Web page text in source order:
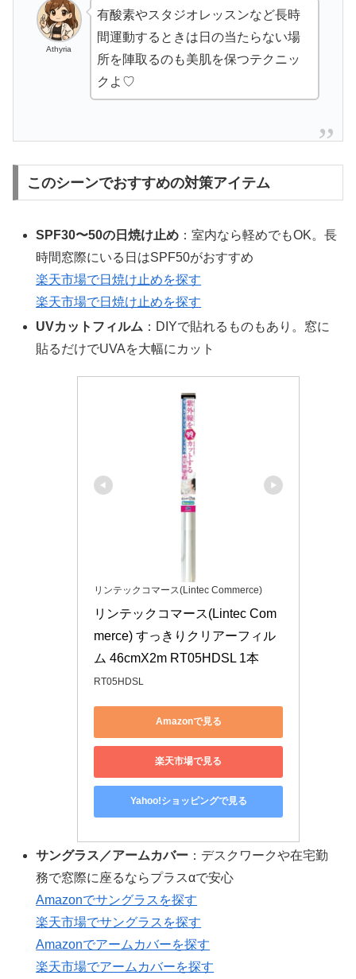
Athyria
有酸素やスタジオレッスンなど長時
間運動するときは日の当たらない場
所を陣取るのも美肌を保つテクニッ
クよ♡
このシーンでおすすめの対策アイテム
SPF30〜50の日焼け止め ：室内なら軽めでもOK。長
時間窓際にいる日はSPF50がおすすめ
楽天市場で日焼け止めを探す
楽天市場で日焼け止めを探す
UVカットフィルム ：DIYで貼れるものもあり。窓に
貼るだけでUVAを大幅にカット
リンテックコマース(Lintec Commerce)
リンテックコマース(Lintec Com
merce) すっきりクリアーフィル
ム 46cmX2m RT05HDSL 1本
RT05HDSL
Amazonで見る
楽天市場で見る
Yahoo!ショッピングで見る
サングラス／アームカバー ：デスクワークや在宅勤
務で窓際に座るならプラスαで安心
Amazonでサングラスを探す
楽天市場でサングラスを探す
Amazonでアームカバーを探す
楽天市場でアームカバーを探す